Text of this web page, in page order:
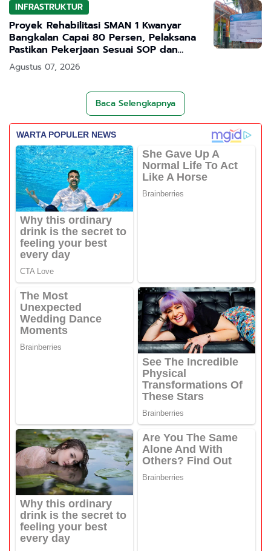
INFRASTRUKTUR
Proyek Rehabilitasi SMAN 1 Kwanyar
Bangkalan Capai 80 Persen, Pelaksana
Pastikan Pekerjaan Sesuai SOP dan
Transparan
Agustus 07, 2026
Baca Selengkapnya